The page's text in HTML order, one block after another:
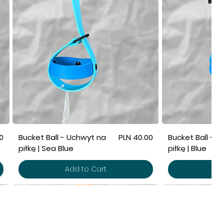
Bucket Ball - Uchwyt na
piłkę | Sea Blue
Price
PLN 40.00
Add to Cart
Bucket Ball -
piłkę | Blue